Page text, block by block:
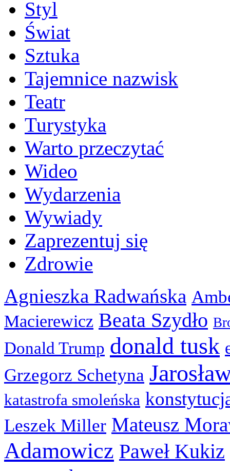
Styl
Świat
Sztuka
Tajemnice nazwisk
Teatr
Turystyka
Warto przeczytać
Wideo
Wydarzenia
Wywiady
Zaprezentuj się
Zdrowie
Agnieszka Radwańska
Macierewicz Beata Szydło
Donald Trump donald tusk
Grzegorz Schetyna
katastrofa smoleńska
Leszek Miller Mateusz
Adamowicz Paweł Kukiz